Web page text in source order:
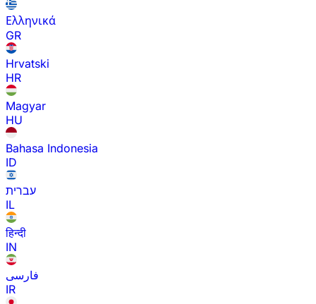
Ελληνικά
GR
Hrvatski
HR
Magyar
HU
Bahasa Indonesia
ID
עברית
IL
हिन्दी
IN
فارسی
IR